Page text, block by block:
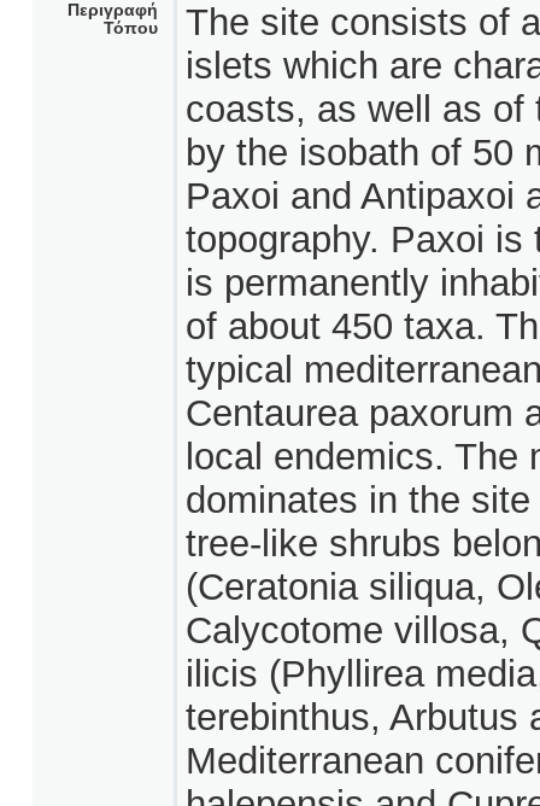
Περιγραφή
Τόπου
The site consists of
islets which are
coasts, as well as of
by the isobath of 50
Paxoi and Antipaxoi
topography. Paxoi
is permanently
of about 450 taxa.
typical
Centaurea paxorum
local endemics.
dominates in the
tree-like shrubs
(Ceratonia siliqua,
Calycotome villosa,
ilicis (Phyllirea
terebinthus, Arbutus
Mediterranean